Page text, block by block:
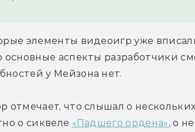
элементы видеоигр уже
основные аспекты разработчики
у Мейзона нет.
отмечает, что слышал о
о сиквеле «Падшего ордена», о